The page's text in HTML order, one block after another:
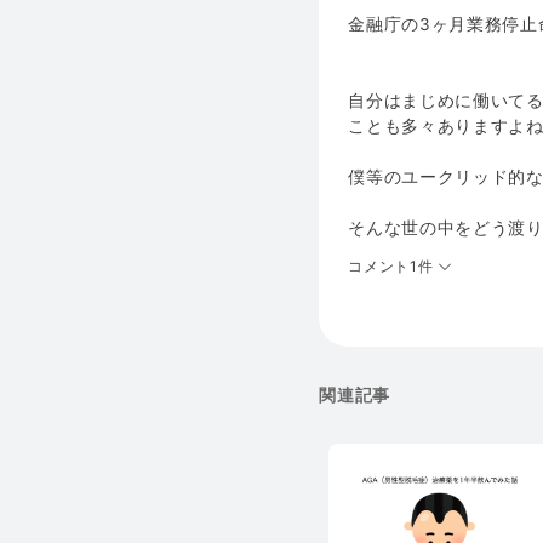
金融庁の3ヶ月業務停
自分はまじめに働いて
ことも多々ありますよ
僕等のユークリッド的
そんな世の中をどう渡
コメント1件
関連記事